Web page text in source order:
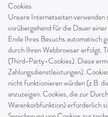
Cookies
Unsere Internetseiten verwenden
vorübergehend für die Dauer
Ende Ihres Besuchs automatisch
durch Ihren Webbrowser erfolgt.
(Third-Party-Cookies). Diese
Zahlungsdienstleistungen).
nicht funktionieren würden (z.B.
anzuzeigen. Cookies, die zur
Warenkorbfunktion) erforderlich